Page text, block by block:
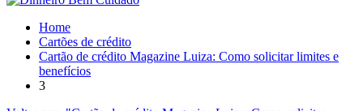
Home
Cartões de crédito
Cartão de crédito Magazine Luiza: Como solicitar limites e
benefícios
3